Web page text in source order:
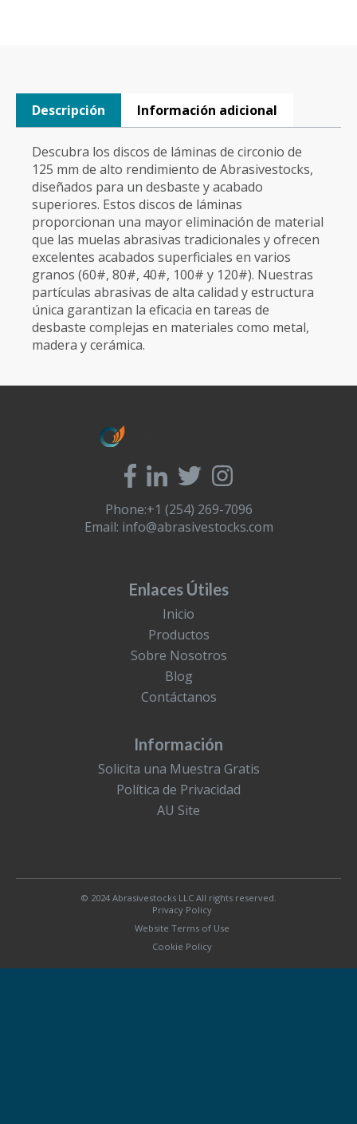
Descripción Información adicional
Descubra los discos de láminas de circonio de
125 mm de alto rendimiento de Abrasivestocks,
diseñados para un desbaste y acabado
superiores. Estos discos de láminas
proporcionan una mayor eliminación de material
que las muelas abrasivas tradicionales y ofrecen
excelentes acabados superficiales en varios
granos (60#, 80#, 40#, 100# y 120#). Nuestras
partículas abrasivas de alta calidad y estructura
única garantizan la eficacia en tareas de
desbaste complejas en materiales como metal,
madera y cerámica.
Phone:+1 (254) 269-7096
Email: info@abrasivestocks.com
Enlaces Útiles
Inicio
Productos
Sobre Nosotros
Blog
Contáctanos
Información
Solicita una Muestra Gratis
Política de Privacidad
AU Site
© 2024 Abrasivestocks LLC All rights reserved.
Privacy Policy
Website Terms of Use
Cookie Policy